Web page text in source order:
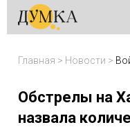
Главная > Новости >
Обстрелы на
назвала